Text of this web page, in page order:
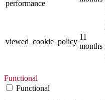
performance
viewed_cookie_policy
11
months
Functional
Functional